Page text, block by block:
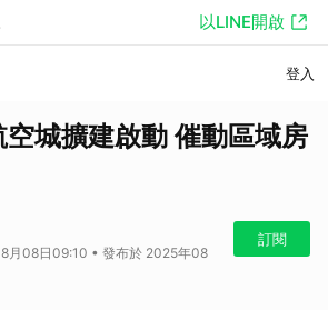
以LINE開啟
登入
城擴建啟動 催動區域房
月08日09:10 • 發布於 2025年08
訂閱